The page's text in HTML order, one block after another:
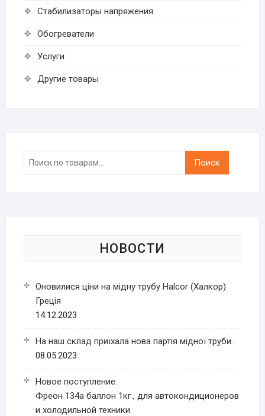
Стабилизаторы напряжения
Обогреватели
Услуги
Другие товары
Искать:
Поиск
НОВОСТИ
Оновилися ціни на мідну трубу Halcor (Халкор)
Греція
14.12.2023
На наш склад приїхала нова партія мідної труби.
08.05.2023
Новое поступление:
Фреон 134a баллон 1кг., для автокондиционеров
и холодильной техники.